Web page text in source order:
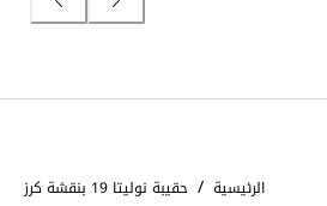
الرئيسية / حقيبة نوليتا 19 بنقشة كرز